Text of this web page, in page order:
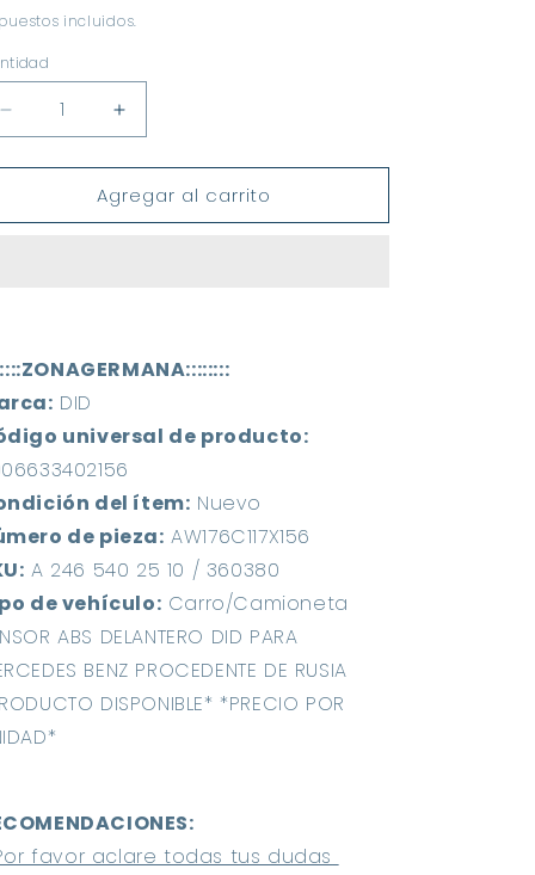
incluidos.
Reducir
cantidad
para
Abs
200
A220
Aumentar
cantidad
para
Sensor
Abs
200
Agregar al carrito
DID
universal de producto:
del ítem: Nuevo
de pieza: AW176C117X156
A 246 540 25 10 / 360380
de vehículo: Carro/Camioneta
ABS DELANTERO DID PARA
BENZ PROCEDENTE DE RUSIA
DISPONIBLE* *PRECIO POR
favor aclare todas tus dudas